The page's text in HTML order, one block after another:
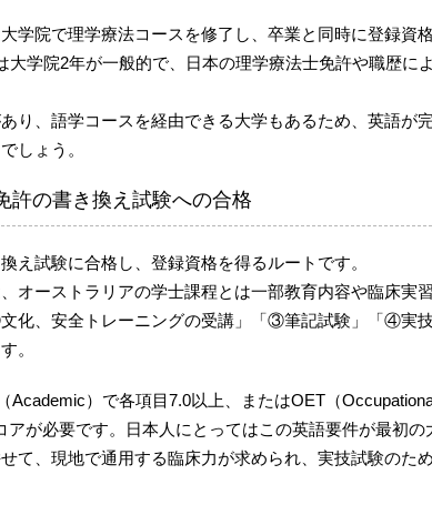
学院で理学療法コースを修了し、卒業と同時に登録資
大学院2年が一般的で、日本の理学療法士免許や職歴に
り、語学コースを経由できる大学もあるため、英語が
しょう。
の書き換え試験への合格
え試験に合格し、登録資格を得るルートです。
オーストラリアの学士課程とは一部教育内容や臨床実
化、安全トレーニングの受講」「③筆記試験」「④実
。
Academic）で各項目7.0以上、またはOET（
アが必要です。日本人にとってはこの英語要件が最初の
て、現地で通用する臨床力が求められ、実技試験のた